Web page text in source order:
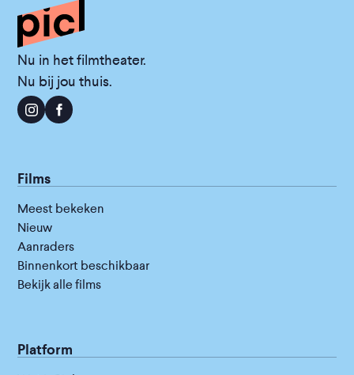
Nu in het filmtheater.
Nu bij jou thuis.
Films
Meest bekeken
Nieuw
Aanraders
Binnenkort beschikbaar
Bekijk alle films
Platform